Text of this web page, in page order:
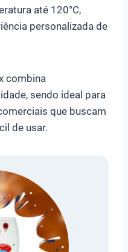
até 120°C,
personalizada de
combina
sendo ideal para
que buscam
de usar.